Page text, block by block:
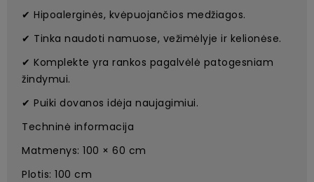
✔ Hipoalerginės, kvėpuojančios medžiagos.
✔ Tinka naudoti namuose, vežimėlyje ir kelionėse.
✔ Komplekte yra rankos pagalvėlė patogesniam
žindymui.
✔ Puiki dovanos idėja naujagimiui.
Techninė informacija
Matmenys: 100 × 60 cm
Plotis: 100 cm